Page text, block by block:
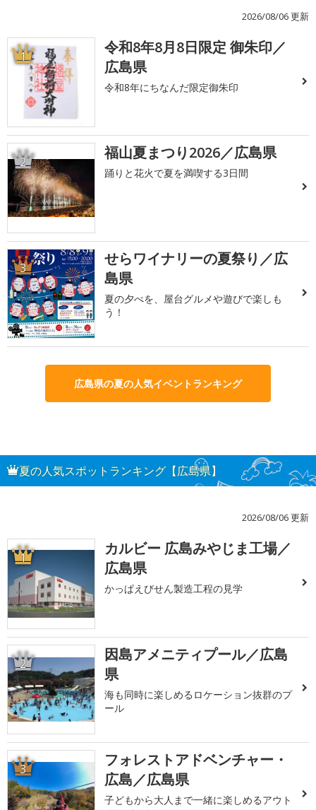
2026/08/06 更新
1
令和8年8月8日限定 御朱印／
広島県
令和8年にちなんだ限定御朱印
2 福山夏まつり2026／広島県
踊りと花火で夏を満喫する3日間
3
せらワイナリーの夏祭り／広
島県
夏の夕べを、屋台グルメや遊びで楽しも
う！
広島県の夏の人気イベントランキング
夏の人気スポットランキング【広島県】
2026/08/06 更新
1
カルビー 広島みやじま工場／
広島県
かっぱえびせん製造工程の見学
2
因島アメニティプール／広島
県
海も同時に楽しめるロケーション抜群のプ
ール
3
フォレストアドベンチャー・
広島／広島県
子どもから大人まで一緒に楽しめるアウト